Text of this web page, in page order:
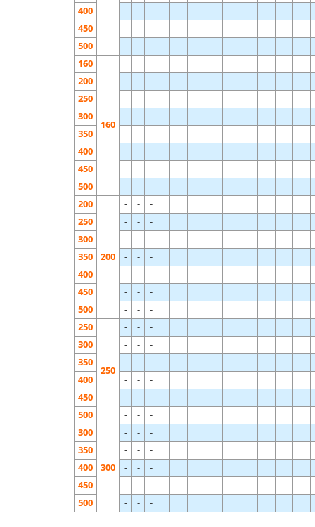
400
450
500
160
160
200
250
300
350
400
450
500
200
200
- -
-
250
- -
-
300
- -
-
350
- -
-
400
- -
-
450
- -
-
500
- -
-
250
250
- -
-
300
- -
-
350
- -
-
400
- -
-
450
- -
-
500
- -
-
300
300
- -
-
350
- -
-
400
- -
-
450
- -
-
500
- - -